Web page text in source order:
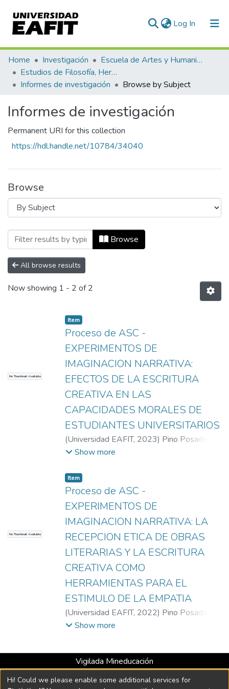
Log In (current)
Communities & Collections
All of DSpace
Home Investigación
Escuela de Artes y Humanidades
Estudios de Filosofía, Hermenéutica y Narrativas
Informes de investigación
Browse by Subject
Informes de investigación
Permanent URI for this collection
https://hdl.handle.net/10784/34040
Browse
Browsing Informes de investigación by
Browse
All browse results
Now showing 1 - 2 of 2
No Thumbnail Available
Item
Proceso de ASC -
EXPERIMENTOS DE
IMAGINACION NARRATIVA:
EFECTOS DE LA ESCRITURA
CREATIVA EN LAS
CAPACIDADES MORALES DE
ESTUDIANTES UNIVERSITARIOS
(Universidad EAFIT, 2023) Pino Posada,
Juan Pablo;Universidad EAFIT
Show more
No Thumbnail Available
Item
Proceso de ASC -
EXPERIMENTOS DE
IMAGINACION NARRATIVA: LA
RECEPCION ETICA DE OBRAS
LITERARIAS Y LA ESCRITURA
CREATIVA COMO
HERRAMIENTAS PARA EL
ESTIMULO DE LA EMPATIA
(Universidad EAFIT, 2022) Pino Posada,
Juan Pablo;Universidad EAFIT
Show more
Vigilada Mineducación
Universidad con Acreditación Institucional hasta 2026 -
Resolución MEN 2158 de 2018
Hi! Could we please enable some additional services for